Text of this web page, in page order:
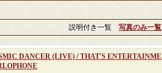
説明付き一覧 写真のみ一覧
DANCER (LIVE) / THAT'S ENTERTAINME